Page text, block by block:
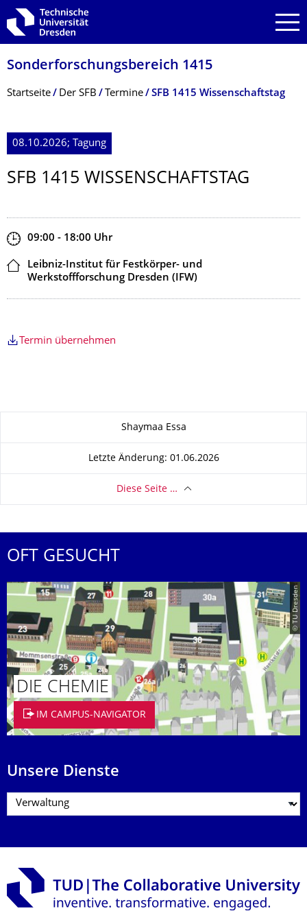
Zur Hauptnavigation springen
Zur Suche springen
Zum Inhalt springen
Sonderforschungs­bereich 1415
Breadcrumb-Menü
Startseite Der SFB Termine SFB 1415 Wissenschaftstag
08.10.2026; Tagung
SFB 1415 WISSENSCHAFTS­TAG
Zeit
09:00 - 18:00 Uhr
Ort
Leibniz-Institut für Festkörper- und
Werkstoffforschung Dresden (IFW)
Termin übernehmen
Shaymaa Essa
Letzte Änderung: 01.06.2026
Diese Seite …
OFT GESUCHT
© TU Dresden
DIE CHEMIE
IM CAMPUS-NAVIGATOR
Unsere Dienste